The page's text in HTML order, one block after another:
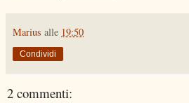
Marius alle 19:50
Condividi
2 commenti: